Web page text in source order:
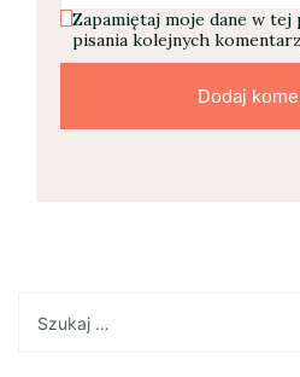
Zapamiętaj moje dane w
pisania kolejnych